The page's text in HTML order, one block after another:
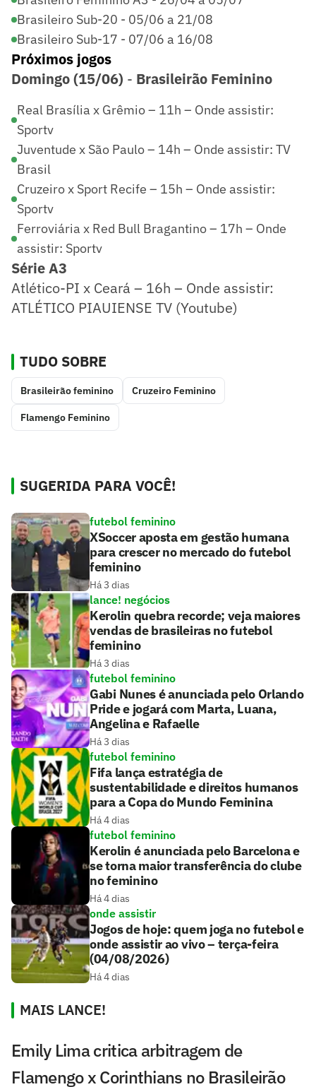
Brasileiro Sub-20 - 05/06 a 21/08
Brasileiro Sub-17 - 07/06 a 16/08
Próximos jogos
Domingo (15/06) - Brasileirão Feminino
Real Brasília x Grêmio – 11h – Onde assistir:
Sportv
Juventude x São Paulo – 14h – Onde assistir: TV
Brasil
Cruzeiro x Sport Recife – 15h – Onde assistir:
Sportv
Ferroviária x Red Bull Bragantino – 17h – Onde
assistir: Sportv
Série A3
Atlético-PI x Ceará – 16h – Onde assistir:
ATLÉTICO PIAUIENSE TV (Youtube)
TUDO SOBRE
Brasileirão feminino Cruzeiro Feminino
Flamengo Feminino
SUGERIDA PARA VOCÊ!
futebol feminino
XSoccer aposta em gestão humana
para crescer no mercado do futebol
feminino
Há 3 dias
lance! negócios
Kerolin quebra recorde; veja maiores
vendas de brasileiras no futebol
feminino
Há 3 dias
futebol feminino
Gabi Nunes é anunciada pelo Orlando
Pride e jogará com Marta, Luana,
Angelina e Rafaelle
Há 3 dias
futebol feminino
Fifa lança estratégia de
sustentabilidade e direitos humanos
para a Copa do Mundo Feminina
Há 4 dias
futebol feminino
Kerolin é anunciada pelo Barcelona e
se torna maior transferência do clube
no feminino
Há 4 dias
onde assistir
Jogos de hoje: quem joga no futebol e
onde assistir ao vivo – terça-feira
(04/08/2026)
Há 4 dias
MAIS LANCE!
Emily Lima critica arbitragem de
Flamengo x Corinthians no Brasileirão